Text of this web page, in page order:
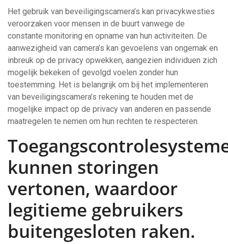
Het gebruik van beveiligingscamera’s kan privacykwesties
veroorzaken voor mensen in de buurt vanwege de
constante monitoring en opname van hun activiteiten. De
aanwezigheid van camera’s kan gevoelens van ongemak en
inbreuk op de privacy opwekken, aangezien individuen zich
mogelijk bekeken of gevolgd voelen zonder hun
toestemming. Het is belangrijk om bij het implementeren
van beveiligingscamera’s rekening te houden met de
mogelijke impact op de privacy van anderen en passende
maatregelen te nemen om hun rechten te respecteren.
kunnen storingen
vertonen, waardoor
legitieme gebruikers
buitengesloten raken.